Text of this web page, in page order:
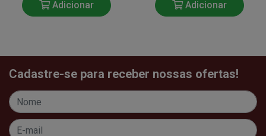
Adicionar Adicionar
Cadastre-se para receber nossas ofertas!